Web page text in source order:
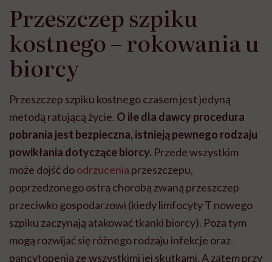
Przeszczep szpiku
kostnego – rokowania u
biorcy
Przeszczep szpiku kostnego czasem jest jedyną
metodą ratującą życie. O ile dla dawcy procedura
pobrania jest bezpieczna, istnieją pewnego rodzaju
powikłania dotyczące biorcy. Przede wszystkim
może dojść doodrzucenia przeszczepu,
poprzedzonego ostrą chorobą zwaną przeszczep
przeciwko gospodarzowi (kiedy limfocyty T nowego
szpiku zaczynają atakować tkanki biorcy). Poza tym
mogą rozwijać się różnego rodzaju infekcje oraz
pancytopenia ze wszystkimi jej skutkami. A zatem przy